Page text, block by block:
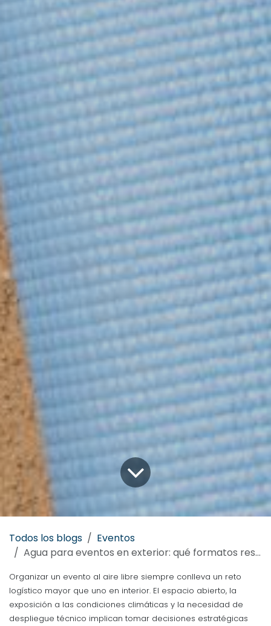
Todos los blogs
Eventos
Agua para eventos en exterior: qué formatos resisten mejor al calor, el transporte y los imprevistos
Organizar un evento al aire libre siempre conlleva un reto
logístico mayor que uno en interior. El espacio abierto, la
exposición a las condiciones climáticas y la necesidad de
despliegue técnico implican tomar decisiones estratégicas